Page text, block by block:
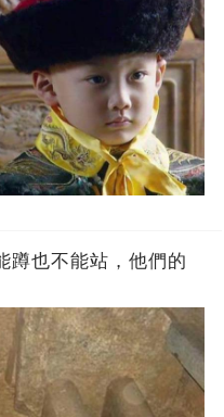
蹲也不能站，他們的